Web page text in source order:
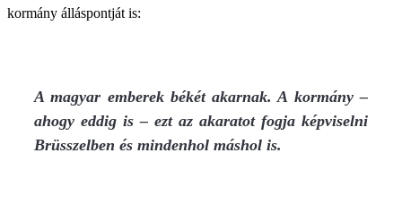
kormány álláspontját is:
A magyar emberek békét akarnak. A kormány –
ahogy eddig is – ezt az akaratot fogja képviselni
Brüsszelben és mindenhol máshol is.